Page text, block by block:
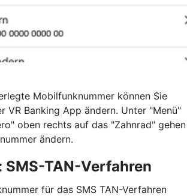
Mobilfunknummer können Sie
VR Banking App ändern. Unter "Menü"
oben rechts auf das "Zahnrad" gehen
ändern.
TAN-Verfahren
für das SMS TAN-Verfahren